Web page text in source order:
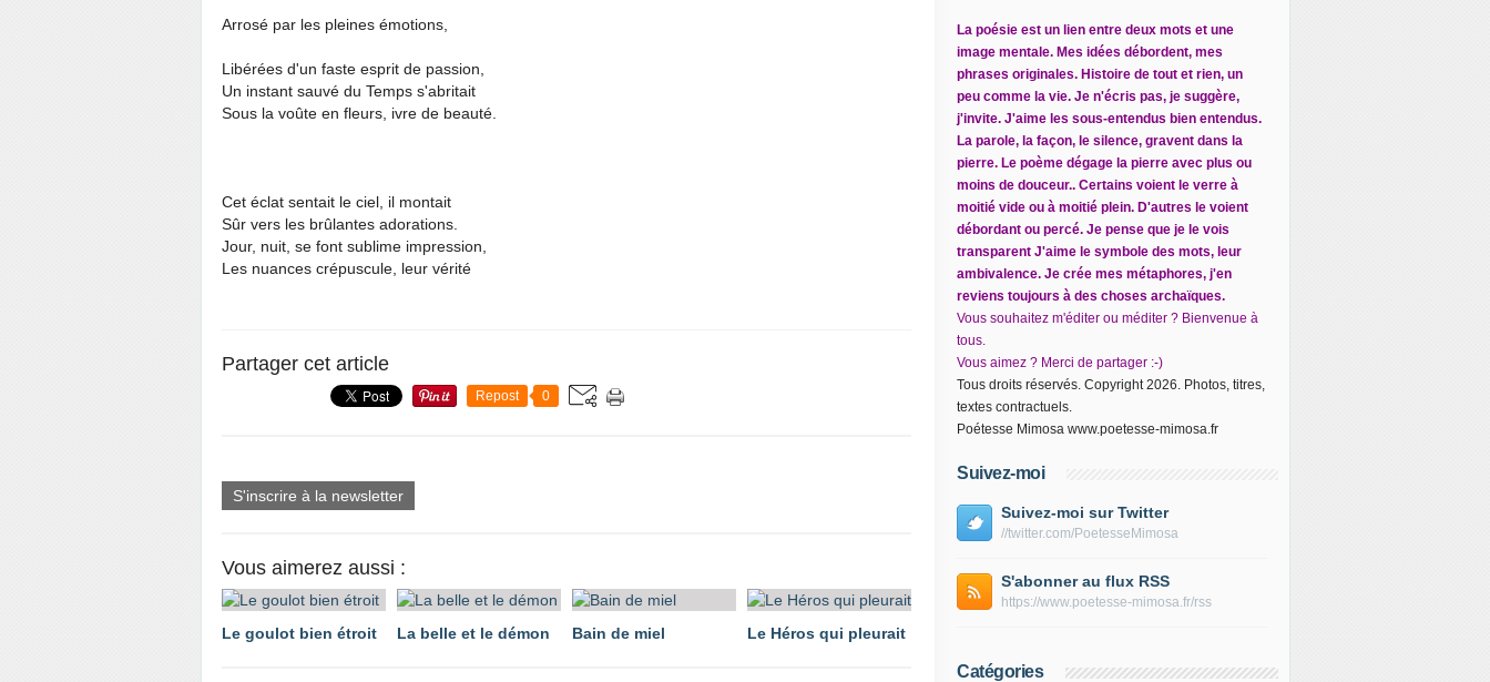
Arrosé par les pleines émotions,
Libérées d'un faste esprit de passion,
Un instant sauvé du Temps s'abritait
Sous la voûte en fleurs, ivre de beauté.
Cet éclat sentait le ciel, il montait
Sûr vers les brûlantes adorations.
Jour, nuit, se font sublime impression,
Les nuances crépuscule, leur vérité
Partager cet article
Repost 0
S'inscrire à la newsletter
Vous aimerez aussi :
Le goulot bien étroit La belle et le démon Bain de miel Le Héros qui pleurait
La poésie est un lien entre deux mots et une
image mentale. Mes idées débordent, mes
phrases originales. Histoire de tout et rien, un
peu comme la vie. Je n'écris pas, je suggère,
j'invite. J'aime les sous-entendus bien entendus.
La parole, la façon, le silence, gravent dans la
pierre. Le poème dégage la pierre avec plus ou
moins de douceur.. Certains voient le verre à
moitié vide ou à moitié plein. D'autres le voient
débordant ou percé. Je pense que je le vois
transparent J'aime le symbole des mots, leur
ambivalence. Je crée mes métaphores, j'en
reviens toujours à des choses archaïques.
Vous souhaitez m'éditer ou méditer ? Bienvenue à
tous.
Vous aimez ? Merci de partager :-)
Tous droits réservés. Copyright 2026. Photos, titres,
textes contractuels.
Poétesse Mimosa www.poetesse-mimosa.fr
Suivez-moi
Suivez-moi sur Twitter
//twitter.com/PoetesseMimosa
S'abonner au flux RSS
https://www.poetesse-mimosa.fr/rss
Catégories